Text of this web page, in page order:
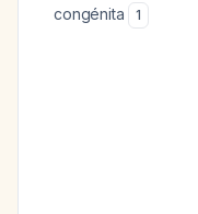
congénita
1